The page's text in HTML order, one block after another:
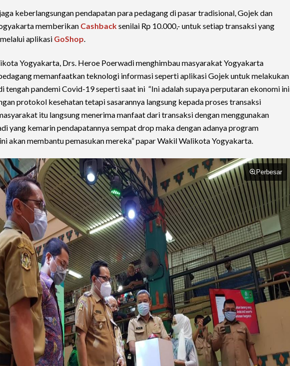
keberlangsungan pendapatan para pedagang di pasar tradisional, Gojek dan
memberikan Cashbacksenilai Rp 10.000,- untuk setiap transaksi yang
aplikasi GoShop.
Yogyakarta, Drs. Heroe Poerwadi menghimbau masyarakat Yogyakarta
memanfaatkan teknologi informasi seperti aplikasi Gojek untuk melakukan
tengah pandemi Covid-19 seperti saat ini “Ini adalah supaya perputaran ekonomi ini
protokol kesehatan tetapi sasarannya langsung kepada proses transaksi
itu langsung menerima manfaat dari transaksi dengan menggunakan
yang kemarin pendapatannya sempat drop maka dengan adanya program
akan membantu pemasukan mereka” papar Wakil Walikota Yogyakarta.
Perbesar